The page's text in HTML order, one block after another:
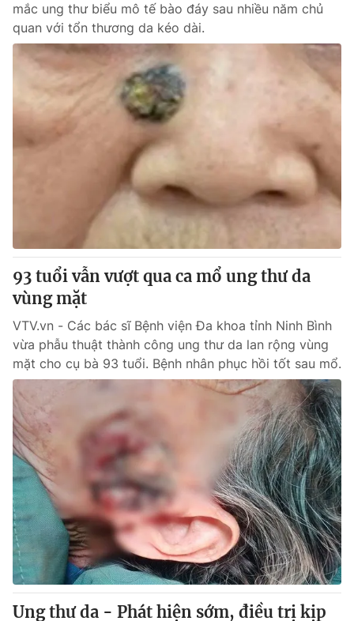
VTV9 VTV8
Liên hệ tòa soạn English
THỜI BÁO VTV
Theo dõi báo trên
Cơ quan chủ quản:
Đài Truyền hình Việt Nam
Cơ quan báo chí:
Giấy phép hoạt động báo in và báo điện tử số 483/GP-BTTTT
cấp ngày 29/12/2023
Tổng Biên tập: Vũ Thanh Thủy
Phó Tổng Biên tập:Nguyễn Thị Mỹ Hạnh, Phạm Quốc Thắng,
Nguyễn Trọng Ninh
Tổng đài VTV:024.38 355 931 - 024.38 355 932
Ðiện thoại Thời báo VTV:
Email: toasoan@vtv.vn
Liên hệ quảng cáo: 024-7300.7108
mắc ung thư biểu mô tế bào đáy sau nhiều năm chủ
quan với tổn thương da kéo dài.
93 tuổi vẫn vượt qua ca mổ ung thư da
vùng mặt
VTV.vn - Các bác sĩ Bệnh viện Đa khoa tỉnh Ninh Bình
vừa phẫu thuật thành công ung thư da lan rộng vùng
mặt cho cụ bà 93 tuổi. Bệnh nhân phục hồi tốt sau mổ.
Ung thư da - Phát hiện sớm, điều trị kịp